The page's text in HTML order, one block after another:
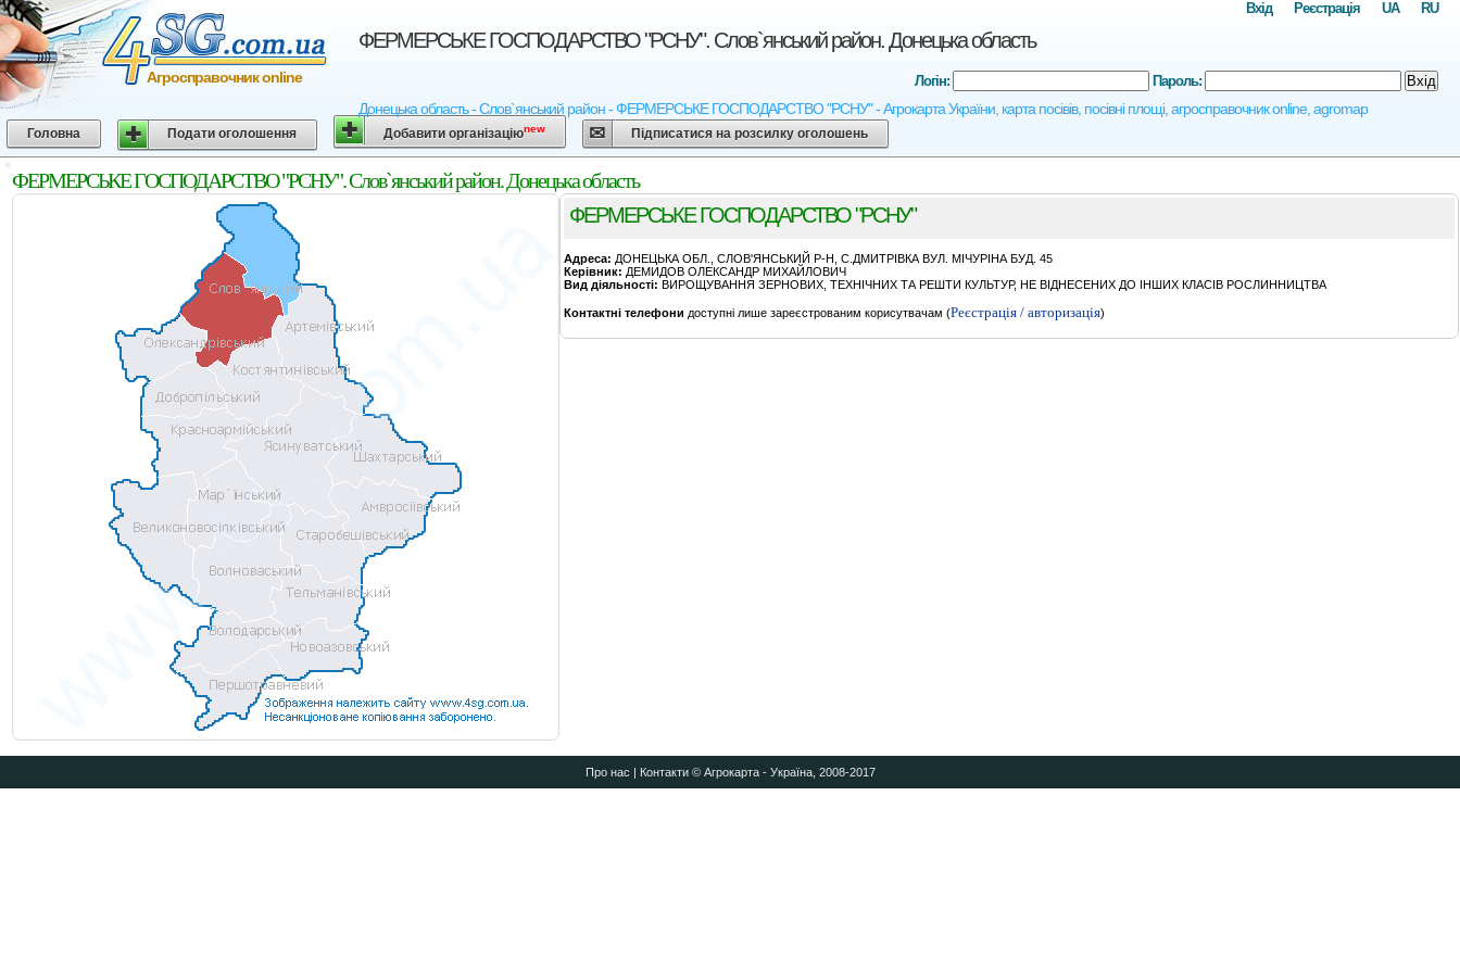
ФЕРМЕРСЬКЕ ГОСПОДАРСТВО "РСНУ". Слов`янський район. Донецька область
Донецька область - Слов`янський район - ФЕРМЕРСЬКЕ ГОСПОДАРСТВО "РСНУ" - Агрокарта України, карта посівів, посівні площі, агросправочник online, agromap
Агросправочник online
RU
UA
Реєстрація
Вхід
Логін: Пароль: Вхід
Головна Подати оголошення Добавити організаціюnew Підписатися на розсилку оголошень
ФЕРМЕРСЬКЕ ГОСПОДАРСТВО "РСНУ". Слов`янський район. Донецька область
ФЕРМЕРСЬКЕ ГОСПОДАРСТВО "РСНУ"
Адреса: ДОНЕЦЬКА ОБЛ., СЛОВ'ЯНСЬКИЙ Р-Н, С.ДМИТРIВКА ВУЛ. МIЧУРIНА БУД. 45
Керівник: ДЕМИДОВ ОЛЕКСАНДР МИХАЙЛОВИЧ
Вид діяльності: ВИРОЩУВАННЯ ЗЕРНОВИХ, ТЕХНІЧНИХ ТА РЕШТИ КУЛЬТУР, НЕ ВІДНЕСЕНИХ ДО ІНШИХ КЛАСІВ РОСЛИННИЦТВА
Контактні телефони доступні лише зареєстрованим корисутвачам (Реєстрація / авторизація)
Про нас | Контакти© Агрокарта - Україна, 2008-2017